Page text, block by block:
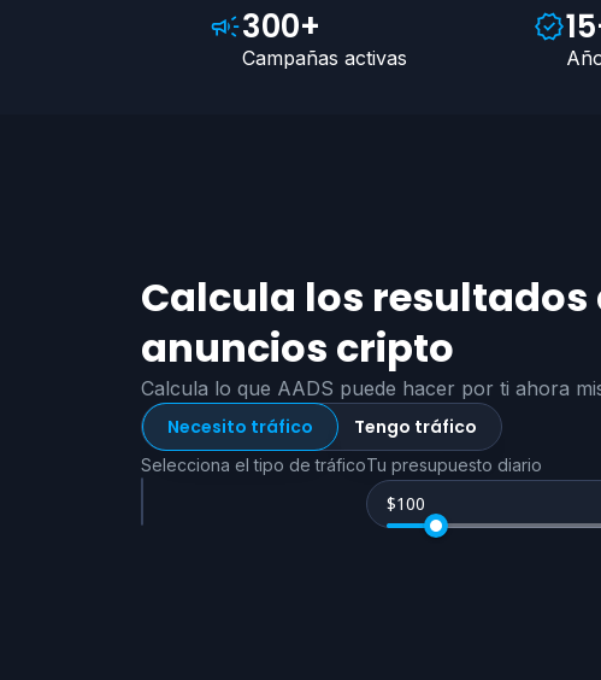
300+
Campañas activas
Calcula los resultados
anuncios cripto
Calcula lo que AADS puede hacer por ti ahora
Necesito tráfico
Tengo tráfico
Selecciona el tipo de tráficoTu presupuesto diario
$100